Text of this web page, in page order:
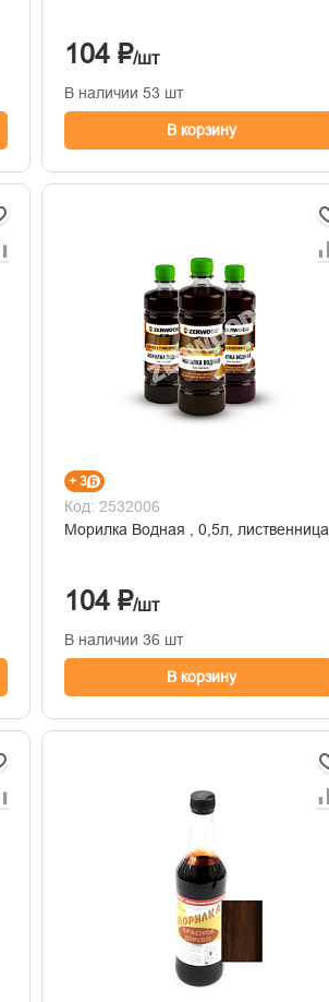
104 ₽/шт
В наличии 53 шт
В корзину
+ 3
Код: 2532006
Морилка Водная , 0,5л, лиственница
104 ₽/шт
В наличии 36 шт
В корзину